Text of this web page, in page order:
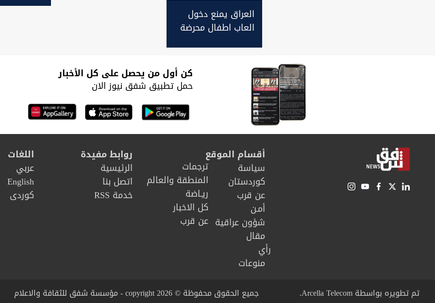
العراق يمنع دخول
العاب اطفال محرضة
كن أول من يحصل على كل الأخبار
حمل تطبيق شفق نيوز الان
أقسام الموقع
سیاسة
كوردستان
عن قرب
أمـن
شؤون عراقية
مقال
رأي
منوعات
ترجمات
المنطقة والعالم
ريـاضة
كل الاخبار
عن قرب
روابط مفيدة
الرئيسية
اتصل بنا
خدمة RSS
اللغات
عربي
English
كوردى
تم تطويره بواسطة Arcella Telecom. جميع الحقوق محفوظة © copyright 2026 - مؤسسة شفق للثقافة والاعلام